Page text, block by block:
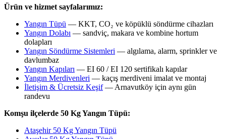
Ürün ve hizmet sayfalarımız:
Yangın Tüpü — KKT, CO₂ ve köpüklü söndürme cihazları
Yangın Dolabı — sandviç, makara ve kombine hortum
dolapları
Yangın Söndürme Sistemleri — algılama, alarm, sprinkler ve
davlumbaz
Yangın Kapıları — EI 60 / EI 120 sertifikalı kapılar
Yangın Merdivenleri — kaçış merdiveni imalat ve montaj
İletişim & Ücretsiz Keşif— Arnavutköy için aynı gün
randevu
Komşu ilçelerde 50 Kg Yangın Tüpü:
Ataşehir 50 Kg Yangın Tüpü